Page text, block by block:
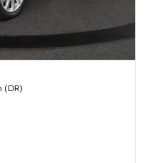
(DR)